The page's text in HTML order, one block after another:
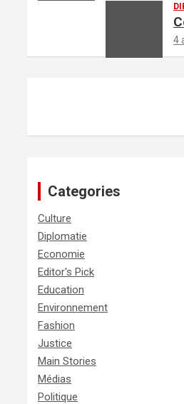
4
Categories
Culture
Diplomatie
Economie
Editor's Pick
Education
Environnement
Fashion
Justice
Main Stories
Médias
Politique